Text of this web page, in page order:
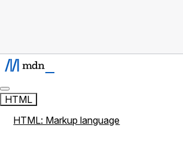
HTML
HTML: Markup language